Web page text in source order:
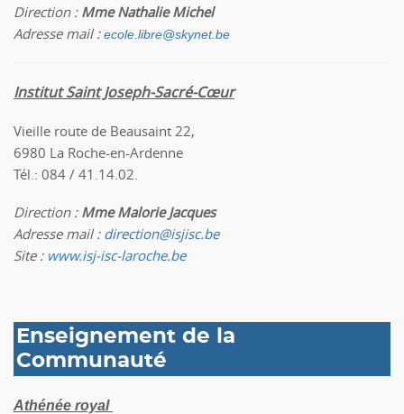
Direction : Mme Nathalie Michel
Adresse mail :ecole.libre@skynet.be
Institut Saint Joseph-Sacré-Cœur
Vieille route de Beausaint 22,
6980 La Roche-en-Ardenne
Tél.: 084 / 41.14.02.
Direction : Mme Malorie Jacques
Adresse mail : direction@isjisc.be
Site : www.isj-isc-laroche.be
Enseignement de la
Communauté
Athénée royal